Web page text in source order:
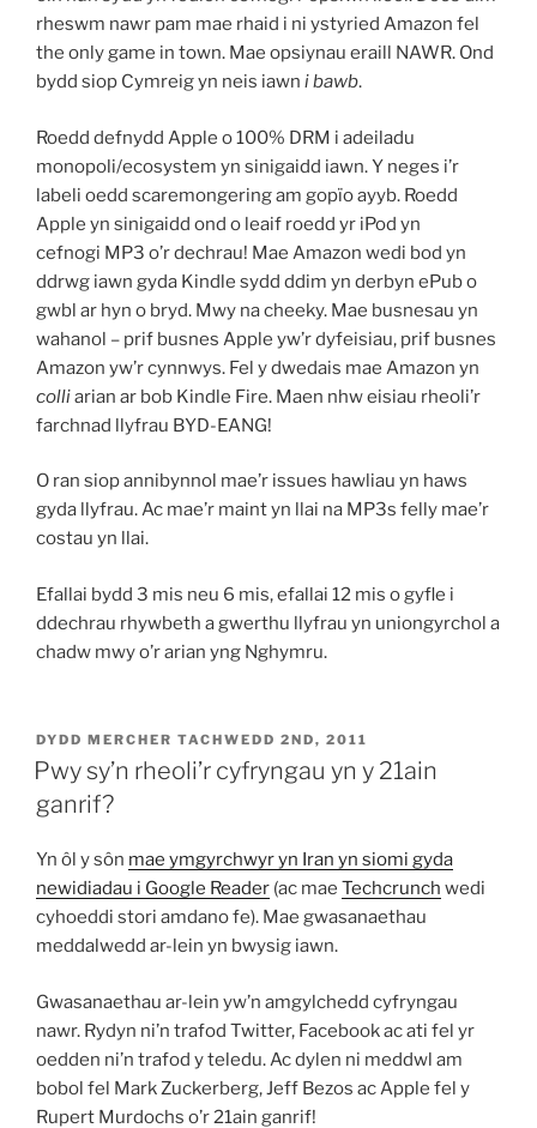
rheswm nawr pam mae rhaid i ni ystyried Amazon fel
the only game in town. Mae opsiynau eraill NAWR. Ond
bydd siop Cymreig yn neis iawn i bawb.
Roedd defnydd Apple o 100% DRM i adeiladu
monopoli/ecosystem yn sinigaidd iawn. Y neges i’r
labeli oedd scaremongering am gopïo ayyb. Roedd
Apple yn sinigaidd ond o leaif roedd yr iPod yn
cefnogi MP3 o’r dechrau! Mae Amazon wedi bod yn
ddrwg iawn gyda Kindle sydd ddim yn derbyn ePub o
gwbl ar hyn o bryd. Mwy na cheeky. Mae busnesau yn
wahanol – prif busnes Apple yw’r dyfeisiau, prif busnes
Amazon yw’r cynnwys. Fel y dwedais mae Amazon yn
colliarian ar bob Kindle Fire. Maen nhw eisiau rheoli’r
farchnad llyfrau BYD-EANG!
O ran siop annibynnol mae’r issues hawliau yn haws
gyda llyfrau. Ac mae’r maint yn llai na MP3s felly mae’r
costau yn llai.
Efallai bydd 3 mis neu 6 mis, efallai 12 mis o gyfle i
ddechrau rhywbeth a gwerthu llyfrau yn uniongyrchol a
chadw mwy o’r arian yng Nghymru.
COFNODWYD
AR
DYDD MERCHER TACHWEDD 2ND, 2011
Pwy sy’n rheoli’r cyfryngau yn y 21ain
ganrif?
Yn ôl y sôn mae ymgyrchwyr yn Iran yn siomi gyda
newidiadau i Google Reader (ac mae Techcrunch wedi
cyhoeddi stori amdano fe). Mae gwasanaethau
meddalwedd ar-lein yn bwysig iawn.
Gwasanaethau ar-lein yw’n amgylchedd cyfryngau
nawr. Rydyn ni’n trafod Twitter, Facebook ac ati fel yr
oedden ni’n trafod y teledu. Ac dylen ni meddwl am
bobol fel Mark Zuckerberg, Jeff Bezos ac Apple fel y
Rupert Murdochs o’r 21ain ganrif!